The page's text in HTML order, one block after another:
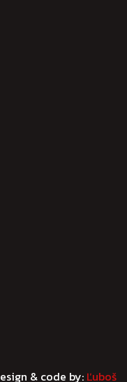
& code by: Ľuboš